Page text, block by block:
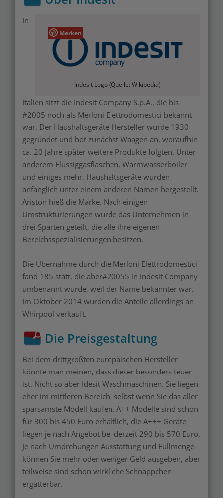
Merken
Indesit Logo (Quelle: Wikipedia)
In
Italien sitzt die Indesit Company S.p.A., die bis
#2005 noch als Merloni Elettrodomestici bekannt
war. Der Haushaltsgeräte-Hersteller wurde 1930
gegründet und bot zunächst Waagen an, woraufhin
ca. 20 Jahre später weitere Produkte folgten. Unter
anderem Flüssiggasflaschen, Warmwasserboiler
und einiges mehr. Haushaltsgeräte wurden
anfänglich unter einem anderen Namen hergestellt.
Ariston hieß die Marke. Nach einigen
Umstrukturierungen wurde das Unternehmen in
drei Sparten geteilt, die alle ihre eigenen
Bereichsspezialisierungen besitzen.
Die Übernahme durch die Merloni Elettrodomestici
fand 185 statt, die aber#20055 in Indesit Company
umbenannt wurde, weil der Name bekannter war.
Im Oktober 2014 wurden die Anteile allerdings an
Whirpool verkauft.
Die Preisgestaltung
Bei dem drittgrößten europäischen Hersteller
könnte man meinen, dass dieser besonders teuer
ist. Nicht so aber Idesit Waschmaschinen. Sie liegen
eher im mittleren Bereich, selbst wenn Sie das aller
sparsamste Modell kaufen. A++ Modelle sind schon
für 300 bis 450 Euro erhältlich, die A+++ Geräte
liegen je nach Angebot bei derzeit 290 bis 570 Euro.
Je nach Umdrehungen Ausstattung und Füllmenge
können Sie mehr oder weniger Geld ausgeben, aber
teilweise sind schon wirkliche Schnäppchen
ergatterbar.